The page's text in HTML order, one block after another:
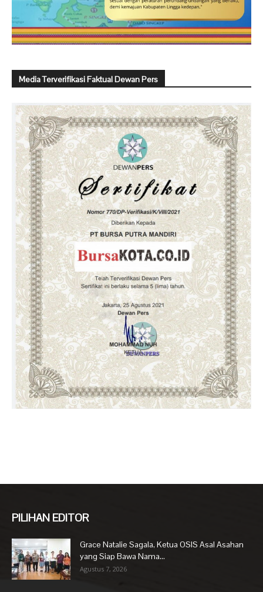
Media Terverifikasi Faktual Dewan Pers
PILIHAN EDITOR
Grace Natalie Sagala, Ketua OSIS Asal Asahan
yang Siap Bawa Nama...
Agustus 7, 2026